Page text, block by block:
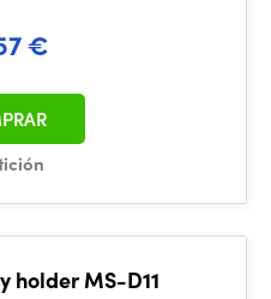
€
holder MS-D11